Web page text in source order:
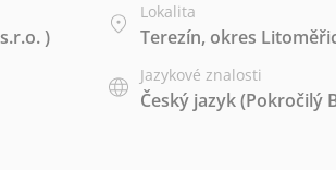
)
Lokalita
Terezín, okres
Jazykové znalosti
Český jazyk(Pokročilý